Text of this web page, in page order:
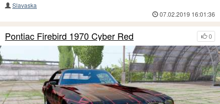
Slavaska
07.02.2019 16:01:36
0
Pontiac Firebird 1970 Cyber Red